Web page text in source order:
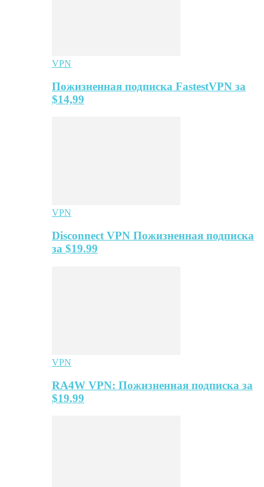
VPN
Пожизненная подписка FastestVPN за
$14,99
VPN
Disconnect VPN Пожизненная подписка
за $19.99
VPN
RA4W VPN: Пожизненная подписка за
$19.99